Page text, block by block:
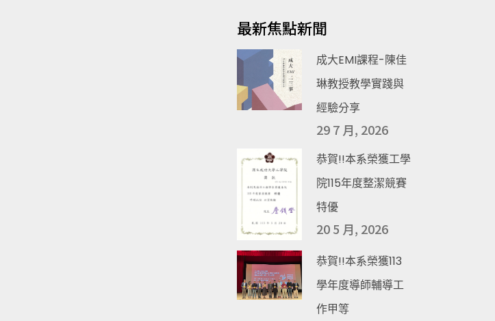
最新焦點新聞
成大EMI課程-陳佳
琳教授教學實踐與
經驗分享
29 7 月, 2026
恭賀!!本系榮獲工學
院115年度整潔競賽
特優
20 5 月, 2026
恭賀!!本系榮獲113
學年度導師輔導工
作甲等